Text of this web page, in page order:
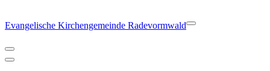
Evangelische Kirchengemeinde Radevormwald Navigationsmenü
Navigationsmenü